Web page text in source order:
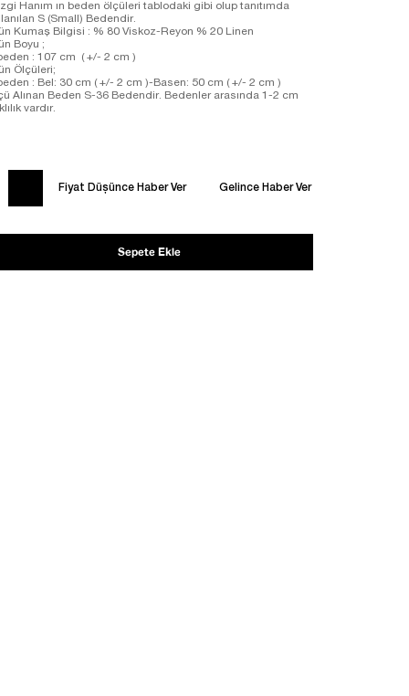
Hanım ın beden ölçüleri tablodaki gibi olup tanıtımda
S (Small) Bedendir.
Kumaş Bilgisi : % 80 Viskoz-Reyon % 20 Linen
Boyu ;
: 107 cm ( +/- 2 cm )
Ölçüleri;
: Bel: 30 cm ( +/- 2 cm )-Basen: 50 cm ( +/- 2 cm )
Alınan Beden S-36 Bedendir. Bedenler arasında 1-2 cm
vardır.
Fiyat Düşünce Haber Ver Gelince Haber Ver